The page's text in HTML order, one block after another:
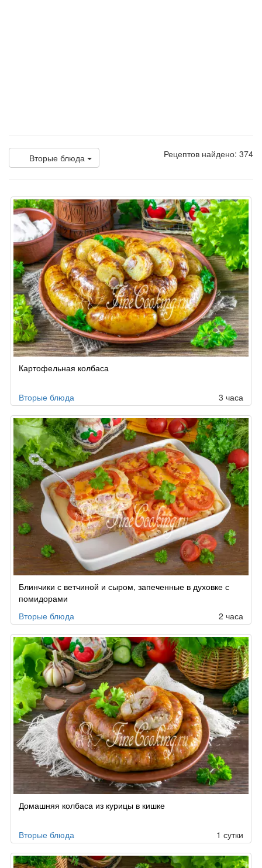
Вторые блюда Рецептов найдено: 374
Картофельная колбаса
Вторые блюда 3 часа
Блинчики с ветчиной и сыром, запеченные в духовке с
помидорами
Вторые блюда
2 часа
Домашняя колбаса из курицы в кишке
Вторые блюда 1 сутки